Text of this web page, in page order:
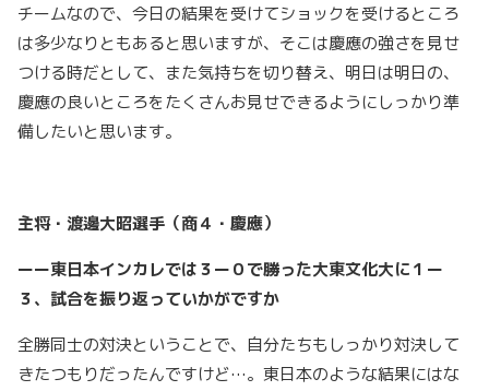
チームなので、今日の結果を受けてショックを受けるところ
は多少なりともあると思いますが、そこは慶應の強さを見せ
つける時だとして、また気持ちを切り替え、明日は明日の、
慶應の良いところをたくさんお見せできるようにしっかり準
備したいと思います。
主将・渡邊大昭選手（商４・慶應）
ーー東日本インカレでは３ー０で勝った大東文化大に１ー
３、試合を振り返っていかがですか
全勝同士の対決ということで、自分たちもしっかり対決して
きたつもりだったんですけど…。東日本のような結果にはな